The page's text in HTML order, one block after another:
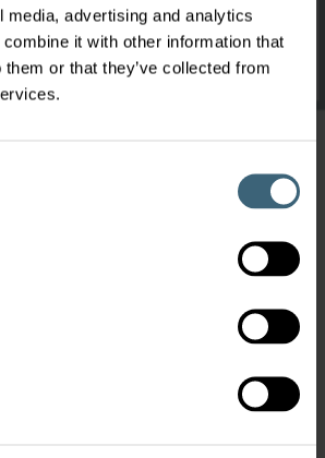
media, advertising and analytics
it with other information that
them or that they’ve collected from